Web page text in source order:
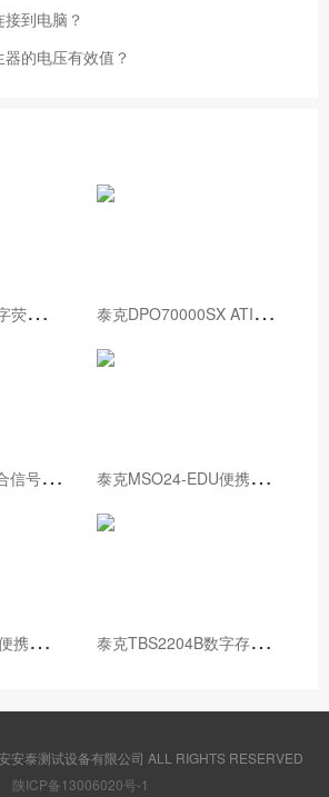
到电脑？
的电压有效值？
泰
克7系列DPO数字荧光示波器 泰
克DPO70000SX ATI性能示波器
泰
克MSO58LP混合信号示波器 泰
克MSO24-EDU便携式混合信号示波器
泰
克MSO22-EDU便携式混合信号示波器 泰
克TBS2204B数字存储示波器
安泰测试设备有限公司 ALL RIGHTS RESERVED
陕ICP备13006020号-1